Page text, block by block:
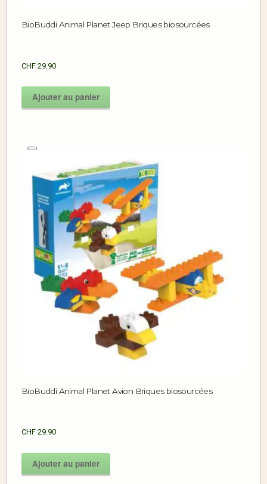
BioBuddi Animal Planet Jeep Briques biosourcées
CHF 29.90
Ajouter au panier
BioBuddi Animal Planet Avion Briques biosourcées
CHF 29.90
Ajouter au panier